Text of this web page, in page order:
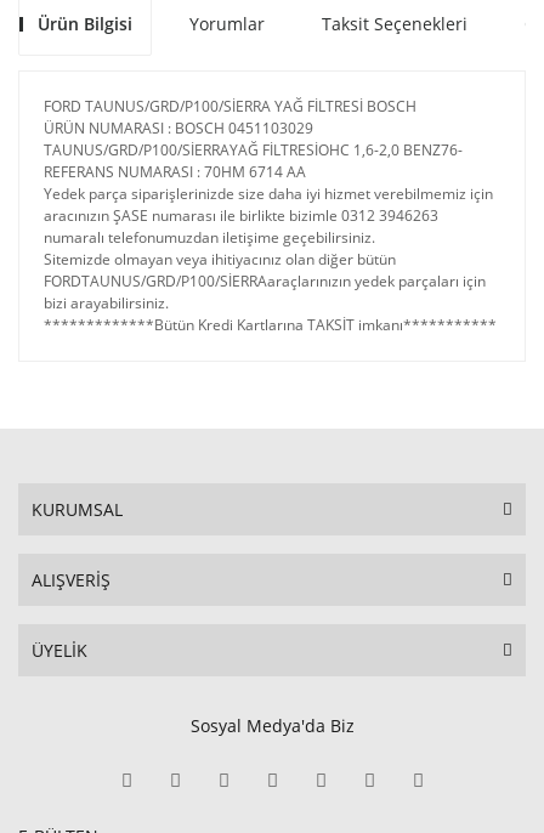
Ürün Bilgisi Yorumlar Taksit Seçenekleri
FORD TAUNUS/GRD/P100/SİERRA YAĞ FİLTRESİ BOSCH
ÜRÜN NUMARASI : BOSCH 0451103029
TAUNUS/GRD/P100/SİERRAYAĞ FİLTRESİOHC 1,6-2,0 BENZ76-
REFERANS NUMARASI : 70HM 6714 AA
Yedek parça siparişlerinizde size daha iyi hizmet verebilmemiz için
aracınızın ŞASE numarası ile birlikte bizimle 0312 3946263
numaralı telefonumuzdan iletişime geçebilirsiniz.
Sitemizde olmayan veya ihitiyacınız olan diğer bütün
FORDTAUNUS/GRD/P100/SİERRAaraçlarınızın yedek parçaları için
bizi arayabilirsiniz.
*************Bütün Kredi Kartlarına TAKSİT imkanı***********
KURUMSAL
ALIŞVERİŞ
ÜYELİK
Sosyal Medya'da Biz